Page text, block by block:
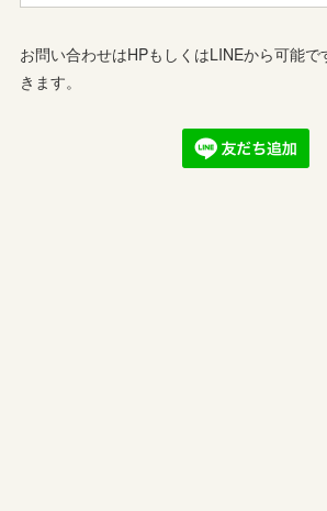
お問い合わせはHPもしくはLINEから可能
きます。